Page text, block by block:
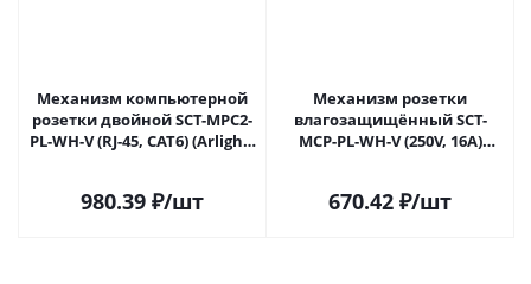
Механизм компьютерной
розетки двойной SCT-MPC2-
PL-WH-V (RJ-45, CAT6) (Arlight,
980.39 ₽/шт
Механизм розетки
влагозащищённый SCT-
MCP-PL-WH-V (250V, 16A)
670.42 ₽/шт